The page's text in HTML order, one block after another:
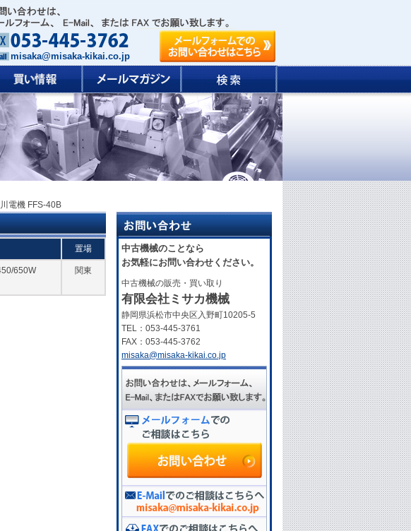
misaka@misaka-kikai.co.jp
電機 FFS-40B
置場
650W
関東
中古機械のことなら
お気軽にお問い合わせください。
中古機械の販売・買い取り
有限会社ミサカ機械
静岡県浜松市中央区入野町10205-5
TEL：053-445-3761
FAX：053-445-3762
misaka@misaka-kikai.co.jp